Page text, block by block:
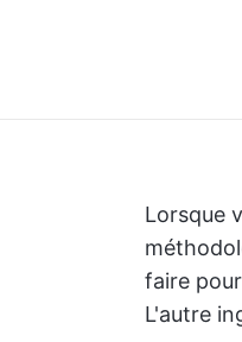
Lorsque
faire
L'autre